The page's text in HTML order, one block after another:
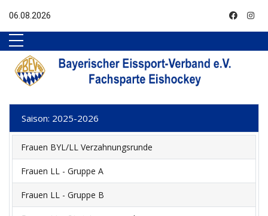
06.08.2026
Saison: 2025-2026
Frauen BYL/LL Verzahnungsrunde
Frauen LL - Gruppe A
Frauen LL - Gruppe B